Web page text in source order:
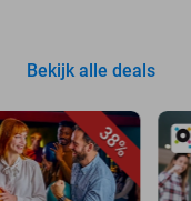
Bekijk alle deals
38%